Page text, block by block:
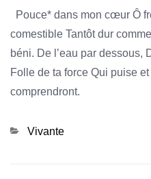
Pouce* dans mon cœur Ô
comestible Tantôt dur
béni. De l’eau par dessous,
Folle de ta force Qui puise
comprendront.
Categories
Vivante